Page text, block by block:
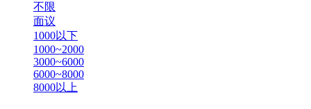
不限
面议
1000以下
1000~2000
3000~6000
6000~8000
8000以上